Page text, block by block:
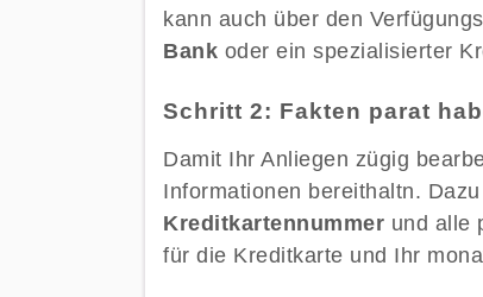
kann auch über den
Bank oder ein spezialisierter
Schritt 2: Fakten parat
Damit Ihr Anliegen zügig
Informationen bereithaltn.
Kreditkartennummer und alle
für die Kreditkarte und Ihr